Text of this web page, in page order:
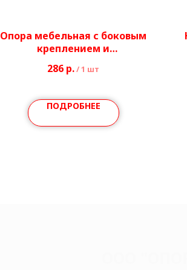
Опора мебельная с боковым
креплением и
комплектации Ø51 мм, h710-
286 р./1 шт
ПОДРОБНЕЕ